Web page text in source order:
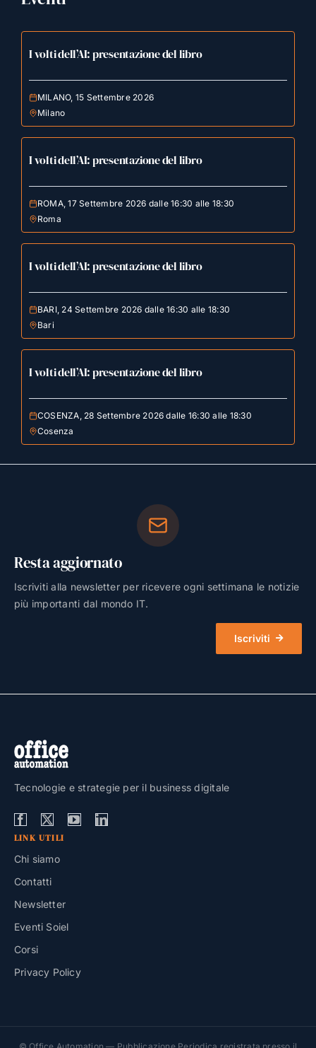
I volti dell’AI: presentazione del libro
MILANO, 15 Settembre 2026
Milano
I volti dell’AI: presentazione del libro
ROMA, 17 Settembre 2026 dalle 16:30 alle 18:30
Roma
I volti dell’AI: presentazione del libro
BARI, 24 Settembre 2026 dalle 16:30 alle 18:30
Bari
I volti dell’AI: presentazione del libro
COSENZA, 28 Settembre 2026 dalle 16:30 alle 18:30
Cosenza
Resta aggiornato
Iscriviti alla newsletter per ricevere ogni settimana le notizie
più importanti dal mondo IT.
Iscriviti
Tecnologie e strategie per il business digitale
LINK UTILI
Chi siamo
Contatti
Newsletter
Eventi Soiel
Corsi
Privacy Policy